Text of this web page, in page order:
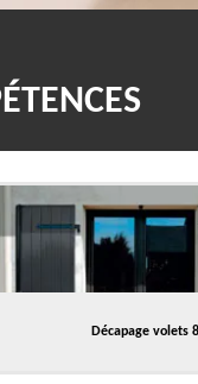
Décapage volets